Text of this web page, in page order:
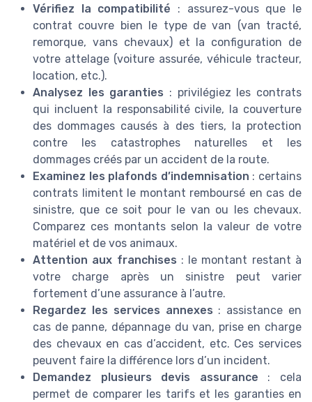
Vérifiez la compatibilité : assurez-vous que le
contrat couvre bien le type de van (van tracté,
remorque, vans chevaux) et la configuration de
votre attelage (voiture assurée, véhicule tracteur,
location, etc.).
Analysez les garanties : privilégiez les contrats
qui incluent la responsabilité civile, la couverture
des dommages causés à des tiers, la protection
contre les catastrophes naturelles et les
dommages créés par un accident de la route.
Examinez les plafonds d’indemnisation : certains
contrats limitent le montant remboursé en cas de
sinistre, que ce soit pour le van ou les chevaux.
Comparez ces montants selon la valeur de votre
matériel et de vos animaux.
Attention aux franchises : le montant restant à
votre charge après un sinistre peut varier
fortement d’une assurance à l’autre.
Regardez les services annexes : assistance en
cas de panne, dépannage du van, prise en charge
des chevaux en cas d’accident, etc. Ces services
peuvent faire la différence lors d’un incident.
Demandez plusieurs devis assurance : cela
permet de comparer les tarifs et les garanties en